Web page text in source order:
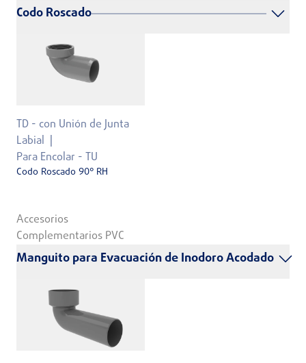
Codo Roscado
TD - con Unión de Junta
Labial
Para Encolar - TU
Codo Roscado 90° RH
Accesorios
Complementarios PVC
Manguito para Evacuación de Inodoro Acodado